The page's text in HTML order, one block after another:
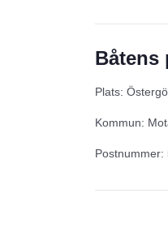
Båtens
Plats:
Kommun:
Postnummer: